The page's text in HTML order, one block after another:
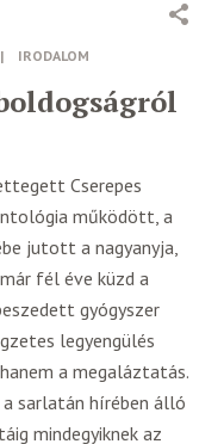
| IRODALOM
Cserepes
működött, a
jutott a nagyanyja,
fél éve küzd a
gyógyszer
legyengülés
a megaláztatás.
sarlatán hírében álló
mindegyiknek az